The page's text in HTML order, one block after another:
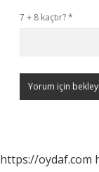
7 + 8 kaçtır?*
https://oydaf.com